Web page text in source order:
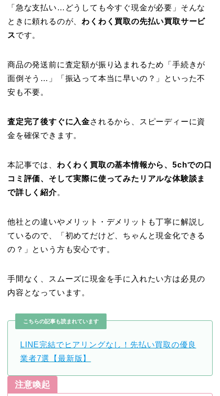
「急な支払い…どうしても今すぐ現金が必要」そんな
ときに頼れるのが、わくわく買取の先払い買取サービ
スです。
商品の発送前に査定額が振り込まれるため「手続きが
面倒そう…」「振込って本当に早いの？」といった不
安も不要。
査定完了後すぐに入金されるから、スピーディーに資
金を確保できます。
本記事では、 わくわく買取の基本情報から、5chでの口
コミ評価、そして実際に使ってみたリアルな体験談ま
で詳しく紹介。
他社との違いやメリット・デメリットも丁寧に解説し
ているので、「初めてだけど、ちゃんと現金化できる
の？」という方も安心です。
手間なく、スムーズに現金を手に入れたい方は必見の
内容となっています。
こちらの記事も読まれています
LINE完結でヒアリングなし！先払い買取の優良
業者7選【最新版】
注意喚起